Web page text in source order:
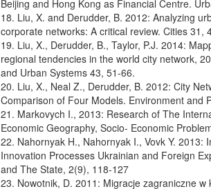
Beijing and Hong Kong as Financial Centre.
18. Liu, X. and Derudder, B. 2012: Analyzing
corporate networks: A critical review. Cities 31,
19. Liu, X., Derudder, B., Taylor, P.J. 2014:
regional tendencies in the world city network,
and Urban Systems 43, 51-66.
20. Liu, X., Neal Z., Derudder, B. 2012: City
Comparison of Four Models. Environment and
21. Markovych I., 2013: Research of The
Economic Geography, Socio- Economic
22. Nahornyak H., Nahornyak I., Vovk Y. 2013:
Innovation Processes Ukrainian and Foreign
and The State, 2(9), 118-127
23. Nowotnik, D. 2011: Migracje zagraniczne